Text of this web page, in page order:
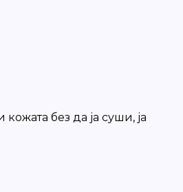
без да ја суши, ја